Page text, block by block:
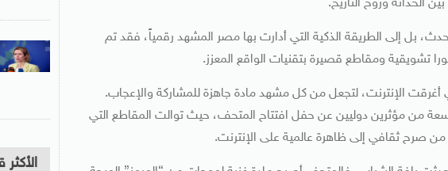
الحداثة وروح التاريخ.
بل إلى الطريقة الذكية التي أدارت بها مصر المشهد رقمياً، فقد تم
تشويقية ومقاطع قصيرة بتقنيات الواقع المعزز.
أغرقت الإنترنت، لتجعل من كل مشهد مادة جاهزة للمشاركة والإعجاب.
مؤثرين دوليين عن حفل افتتاح المتحف، حيث توالت المقاطع التي
صرح ثقافي إلى ظاهرة عالمية على الإنترنت.
الأكثر